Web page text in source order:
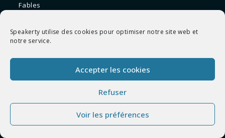
Speakerty utilise des cookies pour optimiser notre site web et
notre service.
Accepter les cookies
Refuser
Voir les préférences
Fables
Poèmes
Romans
Théâtre
VOS AUTEURS PRÉFÉRÉS